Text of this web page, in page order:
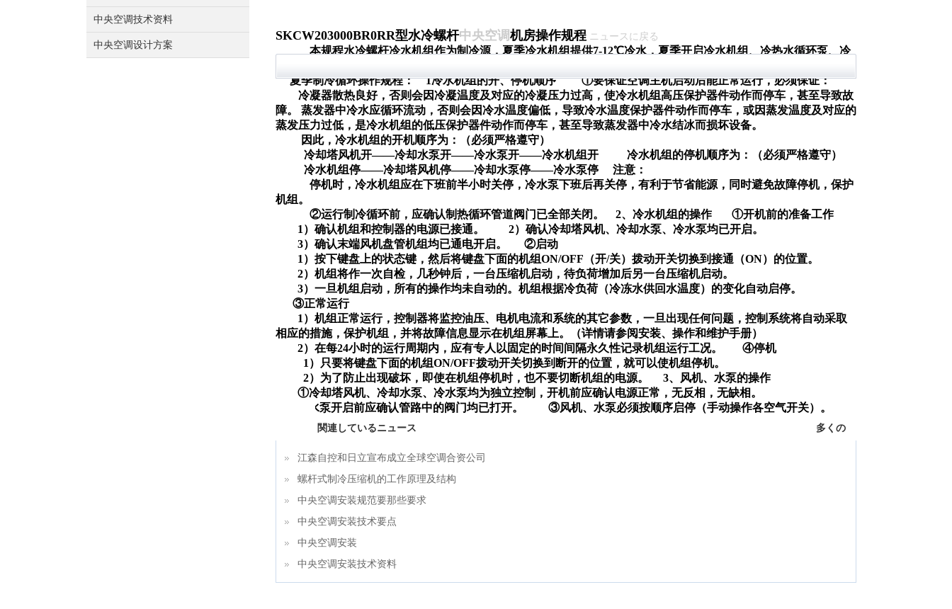
中央空调技术资料
中央空调设计方案
SKCW203000BR0RR型水冷螺杆中央空调机房操作规程
本规程水冷螺杆冷水机组作为制冷源，夏季冷水机组提供7-12℃冷水，夏季开启冷水机组、冷热水循环泵、冷
夏季制冷循环操作规程：1冷水机组的开、停机顺序
①要保证空调主机启动后能正常运行，必须保证：
冷凝器散热良好，否则会因冷凝温度及对应的冷凝压力过高，使冷水机组高压保护器件动作而停车，甚至导致故
障。 蒸发器中冷水应循环流动，否则会因冷水温度偏低，导致冷水温度保护器件动作而停车，或因蒸发温度及对应的
蒸发压力过低，是冷水机组的低压保护器件动作而停车，甚至导致蒸发器中冷水结冰而损坏设备。
因此，冷水机组的开机顺序为：（必须严格遵守）
冷却塔风机开——冷却水泵开——冷水泵开——冷水机组开
冷水机组的停机顺序为：（必须严格遵守）
冷水机组停——冷却塔风机停——冷却水泵停——冷水泵停
注意：
停机时，冷水机组应在下班前半小时关停，冷水泵下班后再关停，有利于节省能源，同时避免故障停机，保护
机组。
②运行制冷循环前，应确认制热循环管道阀门已全部关闭。
2、冷水机组的操作
①开机前的准备工作
1）确认机组和控制器的电源已接通。
2）确认冷却塔风机、冷却水泵、冷水泵均已开启。
3）确认末端风机盘管机组均已通电开启。
②启动
1）按下键盘上的状态键，然后将键盘下面的机组ON/OFF（开/关）拨动开关切换到接通（ON）的位置。
2）机组将作一次自检，几秒钟后，一台压缩机启动，待负荷增加后另一台压缩机启动。
3）一旦机组启动，所有的操作均未自动的。机组根据冷负荷（冷冻水供回水温度）的变化自动启停。
③正常运行
1）机组正常运行，控制器将监控油压、电机电流和系统的其它参数，一旦出现任何问题，控制系统将自动采取
相应的措施，保护机组，并将故障信息显示在机组屏幕上。（详情请参阅安装、操作和维护手册）
2）在每24小时的运行周期内，应有专人以固定的时间间隔永久性记录机组运行工况。
④停机
1）只要将键盘下面的机组ON/OFF拨动开关切换到断开的位置，就可以使机组停机。
2）为了防止出现破坏，即使在机组停机时，也不要切断机组的电源。
3、
风机、水泵的操作
①冷却塔风机、冷却水泵、冷水泵均为独立控制，开机前应确认电源正常，无反相，无缺相。
水泵开启前应确认管路中的阀门均已打开。 ③风机、水泵必须按顺序启停（手动操作各空气开关）。
ニュースに戻る
関連しているニュース 多くの
江森自控和日立宣布成立全球空调合资公司
螺杆式制冷压缩机的工作原理及结构
中央空调安装规范要那些要求
中央空调安装技术要点
中央空调安装
中央空调安装技术资料